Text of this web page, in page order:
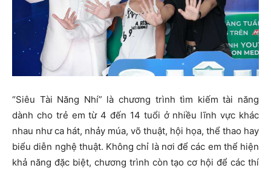
“Siêu Tài Năng Nhí” là chương trình tìm kiếm tài năng
dành cho trẻ em từ 4 đến 14 tuổi ở nhiều lĩnh vực khác
nhau như ca hát, nhảy múa, võ thuật, hội họa, thể thao hay
biểu diễn nghệ thuật. Không chỉ là nơi để các em thể hiện
khả năng đặc biệt, chương trình còn tạo cơ hội để các thí